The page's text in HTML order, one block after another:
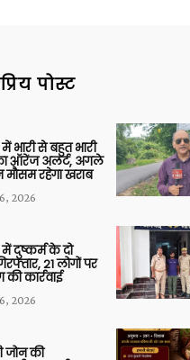
पोस्ट
में भारी से बहुत भारी
ऑरेंज अलर्ट, अगले
मौसम रहेगा खराब
2026
में दुष्कर्म के दो
21 लोगों पर
की कार्रवाई
2026
जोन की